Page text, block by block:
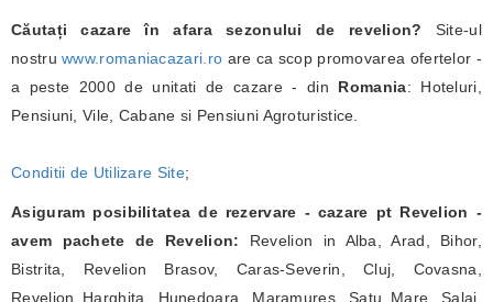
Căutați cazare în afara sezonului de revelion? Site-ul
nostruwww.romaniacazari.ro are ca scop promovarea ofertelor -
a peste 2000 de unitati de cazare - din Romania: Hoteluri,
Pensiuni, Vile, Cabane si Pensiuni Agroturistice.
Conditii de Utilizare Site;
Asiguram posibilitatea de rezervare - cazare pt Revelion -
avem pachete de Revelion: Revelion in Alba, Arad, Bihor,
Bistrita, Revelion Brasov, Caras-Severin, Cluj, Covasna,
Revelion Harghita, Hunedoara, Maramures, Satu Mare, Salaj,